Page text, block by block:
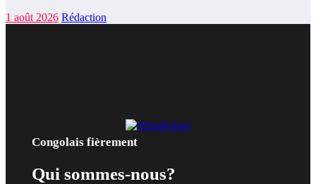
1 août 2026 Rédaction
Congolais fièrement
Qui sommes-nous?